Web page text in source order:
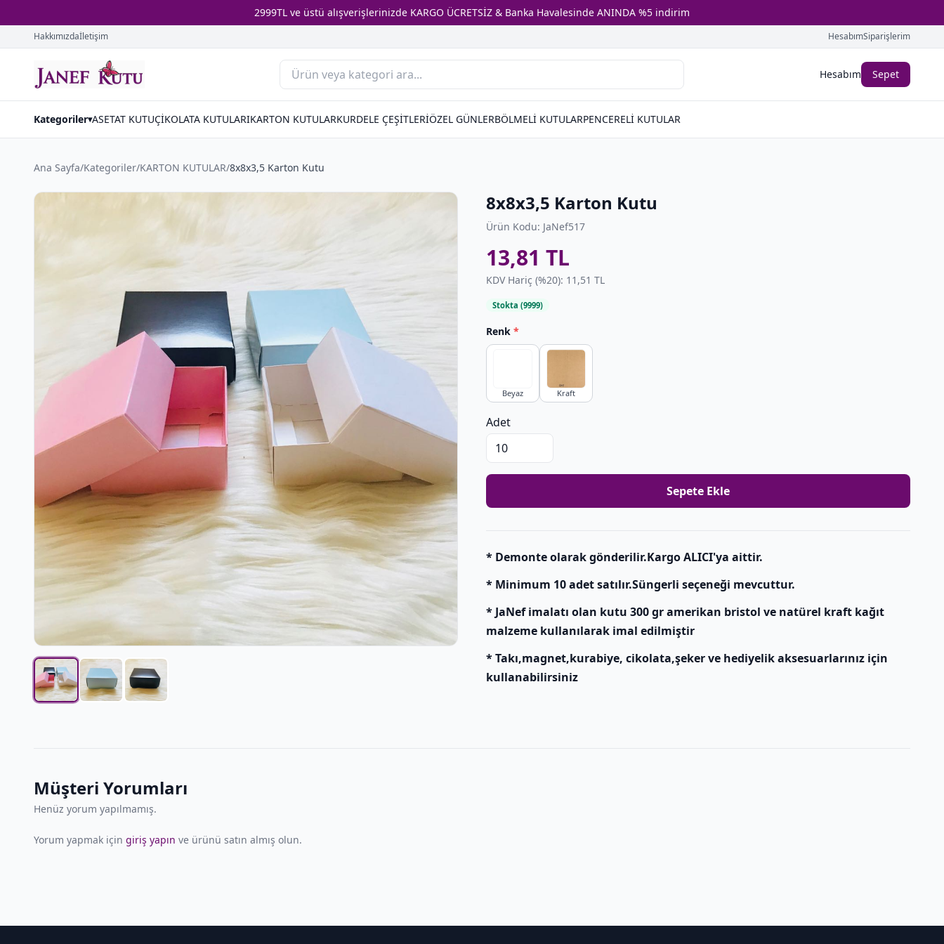
2999TL ve üstü alışverişlerinizde KARGO ÜCRETSİZ & Banka Havalesinde ANINDA %5 indirim
Hakkımızdaİletişim HesabımSiparişlerim
Hesabım Sepet
Kategoriler▾ASETAT KUTUÇİKOLATA KUTULARIKARTON KUTULARKURDELE ÇEŞİTLERİÖZEL GÜNLERBÖLMELİ KUTULARPENCERELİ KUTULAR
Ana Sayfa/Kategoriler/KARTON KUTULAR/8x8x3,5 Karton Kutu
8x8x3,5 Karton Kutu
Ürün Kodu: JaNef517
13,81 TL
KDV Hariç (%20): 11,51 TL
Stokta (9999)
Renk *
Beyaz Kraft
Adet
Sepete Ekle
* Demonte olarak gönderilir.Kargo ALICI'ya aittir.
* Minimum 10 adet satılır.Süngerli seçeneği mevcuttur.
* JaNef imalatı olan kutu 300 gr amerikan bristol ve natürel kraft kağıt
malzeme kullanılarak imal edilmiştir
* Takı,magnet,kurabiye, cikolata,şeker ve hediyelik aksesuarlarınız için
kullanabilirsiniz
Müşteri Yorumları
Henüz yorum yapılmamış.
Yorum yapmak için giriş yapın ve ürünü satın almış olun.